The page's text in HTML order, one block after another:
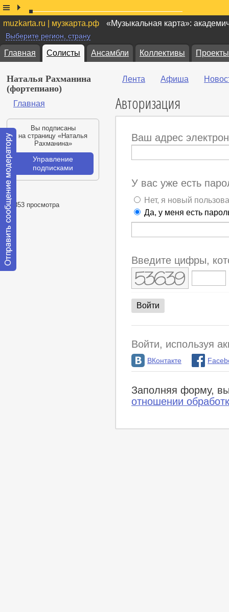
muzkarta.ru | музкарта.рф «Музыкальная карта»:
Выберите регион, страну
Главная Солисты Ансамбли Коллективы Проекты
Наталья Рахманина
(фортепиано)
Главная
Вы подписаны
на страницу «Наталья
Рахманина»
Управление
подписками
20853 просмотра
Лента Афиша
Авторизация
Ваш адрес
У вас уже есть
Нет, я новый
Да, у меня есть
Введите цифры,
Войти, используя
ВКонтакте
Заполняя форму,
отношении